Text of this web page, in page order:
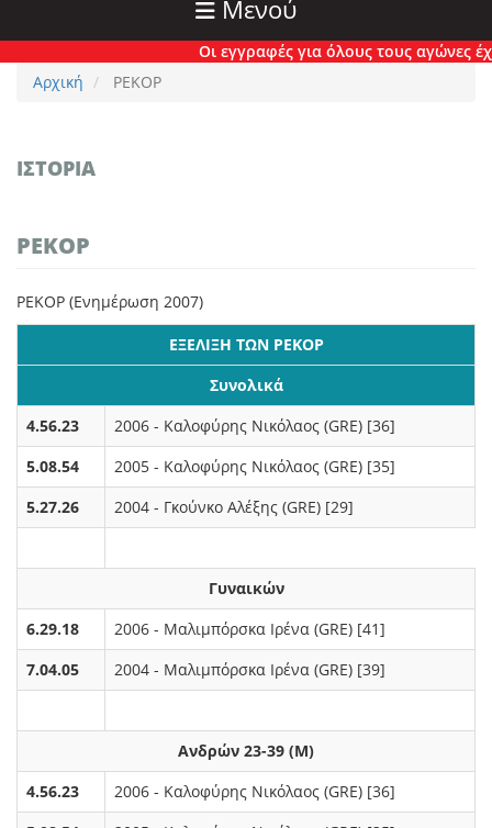
Μενού
Οι εγγραφές για όλους τους αγώνες έχουν
Αρχική
ΡΕΚΟΡ
ΙΣΤΟΡΊΑ
ΡΕΚΟΡ
ΡΕΚΟΡ (Ενημέρωση 2007)
ΕΞΕΛΙΞΗ ΤΩΝ ΡΕΚΟΡ
Συνολικά
4.56.23
2006 - Καλοφύρης Νικόλαος (GRE) [36]
5.08.54
2005 - Καλοφύρης Νικόλαος (GRE) [35]
5.27.26
2004 - Γκούνκο Αλέξης (GRE) [29]
Γυναικών
6.29.18
2006 - Μαλιμπόρσκα Ιρένα (GRE) [41]
7.04.05
2004 - Μαλιμπόρσκα Ιρένα (GRE) [39]
Ανδρών 23-39 (M)
4.56.23
2006 - Καλοφύρης Νικόλαος (GRE) [36]